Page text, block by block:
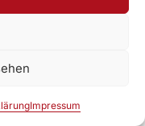
Impressum